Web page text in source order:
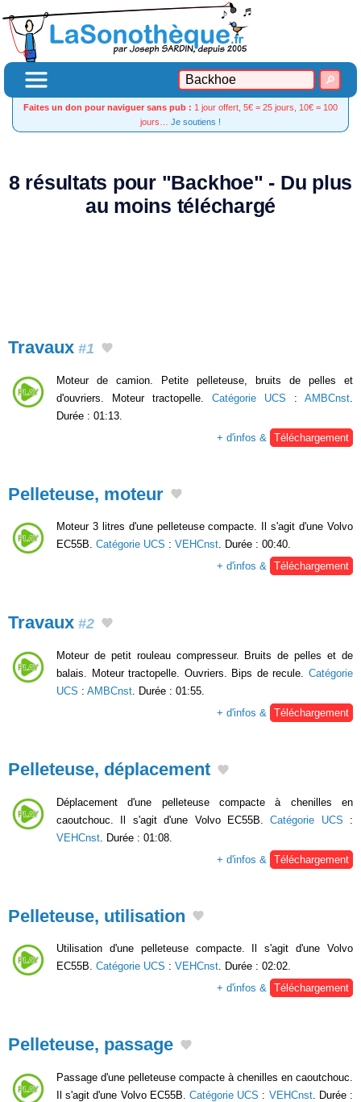
Faites un don pour naviguer sans pub : 1 jour offert, 5€ = 25 jours, 10€ = 100
jours… Je soutiens !
8 résultats pour "Backhoe" - Du plus
au moins téléchargé
Travaux #1
Moteur de camion. Petite pelleteuse, bruits de pelles et
d'ouvriers. Moteur tractopelle. Catégorie UCS : AMBCnst
Durée : 01:13.
+ d'infos &
Téléchargement
Pelleteuse, moteur
Moteur 3 litres d'une pelleteuse compacte. Il s'agit d'une Volvo
EC55B. Catégorie UCS : VEHCnst. Durée : 00:40.
+ d'infos & Téléchargement
Travaux #2
Moteur de petit rouleau compresseur. Bruits de pelles et de
balais. Moteur tractopelle. Ouvriers. Bips de recule. Catégorie
UCS : AMBCnst . Durée : 01:55.
+ d'infos &
Téléchargement
Pelleteuse, déplacement
Déplacement d'une pelleteuse compacte à chenilles en
caoutchouc. Il s'agit d'une Volvo EC55B.Catégorie UCS :
VEHCnst . Durée : 01:08.
+ d'infos &
Téléchargement
Pelleteuse, utilisation
Utilisation d'une pelleteuse compacte. Il s'agit d'une Volvo
EC55B. Catégorie UCS : VEHCnst. Durée : 02:02.
+ d'infos & Téléchargement
Pelleteuse, passage
Passage d'une pelleteuse compacte à chenilles en caoutchouc.
Il s'agit d'une Volvo EC55B. Catégorie UCS : VEHCnst. Durée :